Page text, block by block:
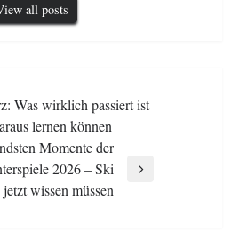
all posts
Was wirklich passiert ist
lernen können
Momente der
2026 – Ski
wissen müssen